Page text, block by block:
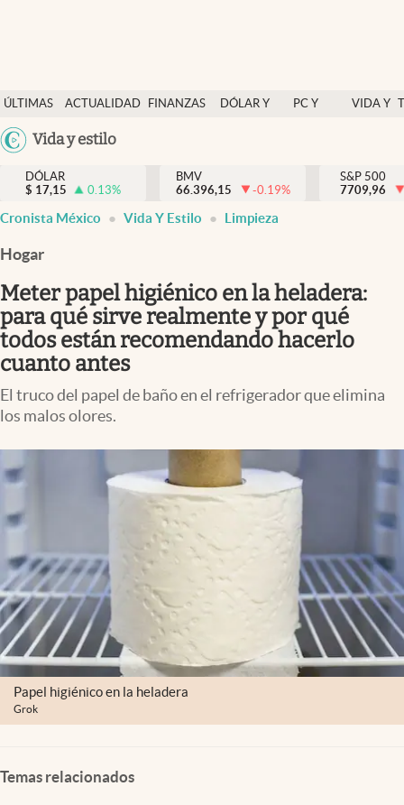
ÚLTIMAS
NOTICIAS
ACTUALIDAD
FINANZAS
DÓLAR Y
PC Y
VIDA Y
México
Vida y estilo
Actualidad
Finanzas y economía
Dólar y mercados
Pc y celular
Vida y estilo
Clima
Espiritualidad
Mediakit
abre en nueva pestaña
DÓLAR
$ 17,15 0.13%
BMV
66.396,15
-0.19%
S&P 500
7709,96
Cronista México Vida Y Estilo Limpieza
Hogar
Meter papel higiénico en la heladera:
para qué sirve realmente y por qué
todos están recomendando hacerlo
cuanto antes
El truco del papel de baño en el refrigerador que elimina
los malos olores.
Papel higiénico en la heladera
Grok
Temas relacionados